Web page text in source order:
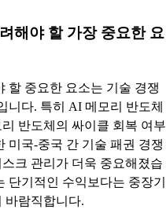
해야 할 가장 중요한 요
할 중요한 요소는 기술 경쟁
니다. 특히 AI 메모리 반도체
반도체의 싸이클 회복 여부
미국-중국 간 기술 패권 경쟁
크 관리가 더욱 중요해졌습
단기적인 수익보다는 중장기
바람직합니다.